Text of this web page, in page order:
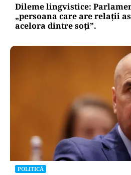
Dileme lingvistice:
„persoana care are relații
acelora dintre soți”.
POLITICĂ